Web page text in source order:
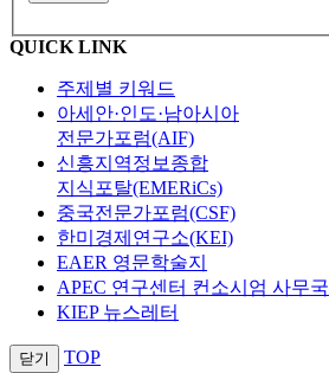
QUICK LINK
주제별 키워드
아세안·인도·남아시아
전문가포럼(AIF)
신흥지역정보종합
지식포탈(EMERiCs)
중국전문가포럼(CSF)
한미경제연구소(KEI)
EAER 영문학술지
APEC 연구센터 컨소시엄 사무국
KIEP 뉴스레터
닫기 TOP